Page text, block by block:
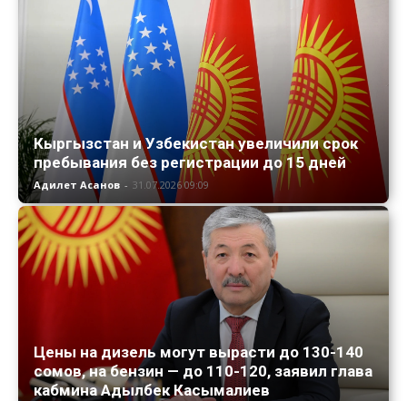
Кыргызстан и Узбекистан увеличили срок
пребывания без регистрации до 15 дней
Адилет Асанов - 31.07.2026 09:09
Цены на дизель могут вырасти до 130-140
сомов, на бензин — до 110-120, заявил глава
кабмина Адылбек Касымалиев